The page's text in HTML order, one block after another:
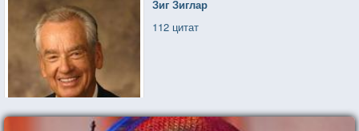
Зиг Зиглар
112 цитат